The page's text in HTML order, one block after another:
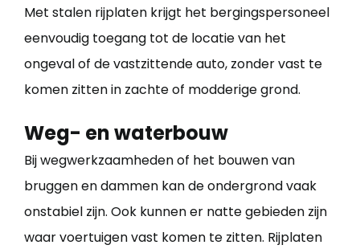
Met stalen rijplaten krijgt het bergingspersoneel
eenvoudig toegang tot de locatie van het
ongeval of de vastzittende auto, zonder vast te
komen zitten in zachte of modderige grond.
Weg- en waterbouw
Bij wegwerkzaamheden of het bouwen van
bruggen en dammen kan de ondergrond vaak
onstabiel zijn. Ook kunnen er natte gebieden zijn
waar voertuigen vast komen te zitten. Rijplaten